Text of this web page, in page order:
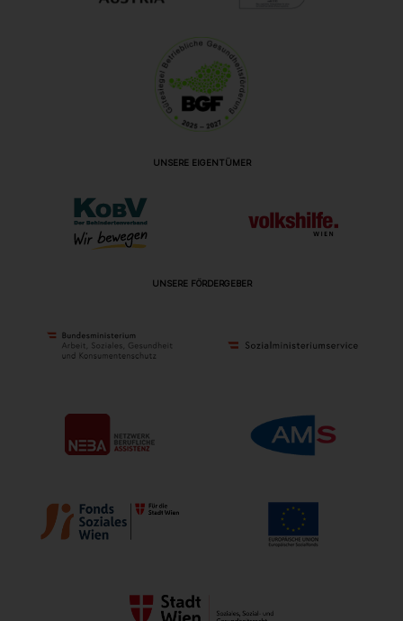
UNSERE EIGENTÜMER
UNSERE FÖRDERGEBER